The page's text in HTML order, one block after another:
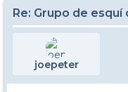
Re: Grupo de
joepeter